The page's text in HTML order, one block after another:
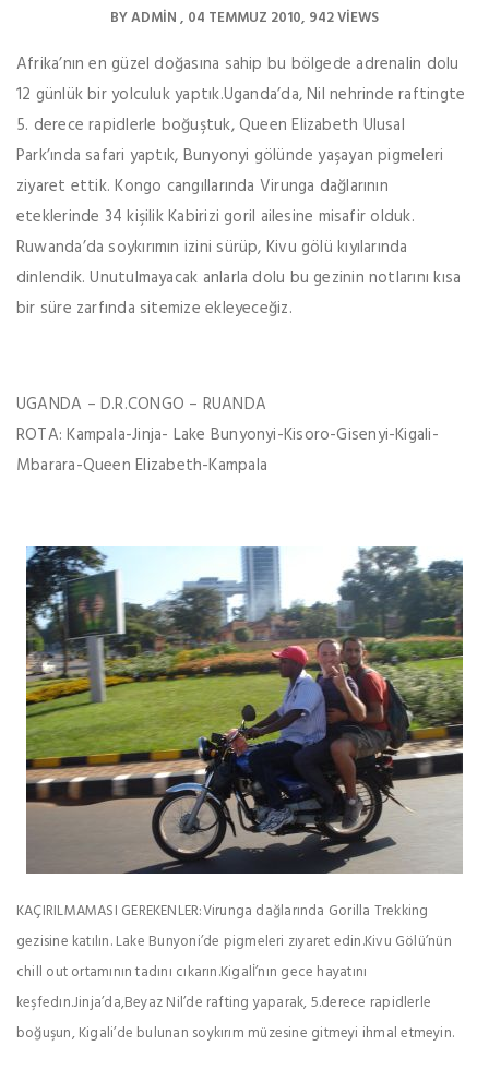
BYADMIN 04 TEMMUZ 2010 942 VIEWS
Afrika’nın en güzel doğasına sahip bu bölgede adrenalin dolu
12 günlük bir yolculuk yaptık.Uganda’da, Nil nehrinde raftingte
5. derece rapidlerle boğuştuk, Queen Elizabeth Ulusal
Park’ında safari yaptık, Bunyonyi gölünde yaşayan pigmeleri
ziyaret ettik. Kongo cangıllarında Virunga dağlarının
eteklerinde 34 kişilik Kabirizi goril ailesine misafir olduk.
Ruwanda’da soykırımın izini sürüp, Kivu gölü kıyılarında
dinlendik. Unutulmayacak anlarla dolu bu gezinin notlarını kısa
bir süre zarfında sitemize ekleyeceğiz.
UGANDA – D.R.CONGO – RUANDA
ROTA: Kampala-Jinja- Lake Bunyonyi-Kisoro-Gisenyi-Kigali-
Mbarara-Queen Elizabeth-Kampala
KAÇIRILMAMASI GEREKENLER:Virunga dağlarında Gorilla Trekking
gezisine katılın. Lake Bunyoni’de pigmeleri zıyaret edin.Kivu Gölü’nün
chill out ortamının tadını cıkarın.Kigalİ’nın gece hayatını
keşfedın.Jinja’da,Beyaz Nil’de rafting yaparak, 5.derece rapidlerle
boğuşun, Kigali’de bulunan soykırım müzesine gitmeyi ihmal etmeyin.